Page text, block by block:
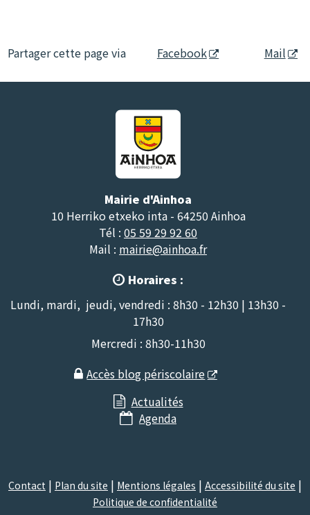
Partager cette page via Facebook Mail
Mairie d'Ainhoa
10 Herriko etxeko inta - 64250 Ainhoa
Tél : 05 59 29 92 60
Mail : mairie@ainhoa.fr
 Horaires :
Lundi, mardi, jeudi, vendredi : 8h30 - 12h30 | 13h30 -
17h30
Mercredi : 8h30-11h30
 Accès blog périscolaire
 Actualités
 Agenda
Contact Plan du site Mentions légales
Accessibilité du site
Politique de confidentialité